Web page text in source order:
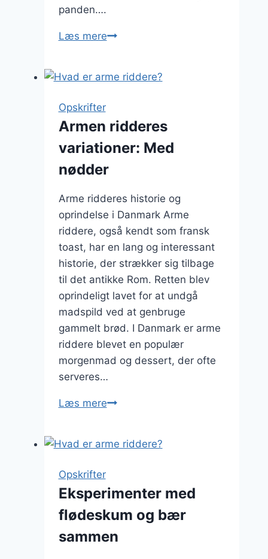
panden….
Læs mereArme
jordbær
Opskrifter
Armen ridderes
variationer: Med
nødder
Arme ridderes historie og
oprindelse i Danmark Arme
riddere, også kendt som fransk
toast, har en lang og interessant
historie, der strækker sig tilbage
til det antikke Rom. Retten blev
oprindeligt lavet for at undgå
madspild ved at genbruge
gammelt brød. I Danmark er arme
riddere blevet en populær
morgenmad og dessert, der ofte
serveres…
Læs mereArmen
Med
Opskrifter
Eksperimenter med
flødeskum og bær
sammen